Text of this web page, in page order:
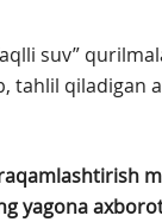
suv”
tahlil qiladigan
yagona